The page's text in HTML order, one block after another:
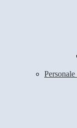
Personale